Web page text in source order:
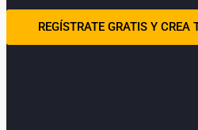
REGÍSTRATE GRATIS Y CREA